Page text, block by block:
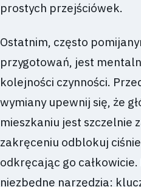
prostych przejściówek.
Ostatnim, często
przygotowań, jest
kolejności czynności.
wymiany upewnij się, że
mieszkaniu jest szczelnie
zakręceniu odblokuj
odkręcając go
niezbędne narzędzia: